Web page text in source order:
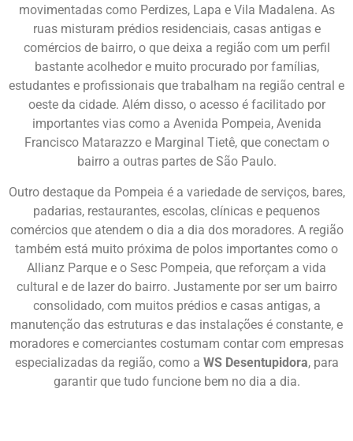
movimentadas como Perdizes, Lapa e Vila Madalena. As
ruas misturam prédios residenciais, casas antigas e
comércios de bairro, o que deixa a região com um perfil
bastante acolhedor e muito procurado por famílias,
estudantes e profissionais que trabalham na região central e
oeste da cidade. Além disso, o acesso é facilitado por
importantes vias como a Avenida Pompeia, Avenida
Francisco Matarazzo e Marginal Tietê, que conectam o
bairro a outras partes de São Paulo.
Outro destaque da Pompeia é a variedade de serviços, bares,
padarias, restaurantes, escolas, clínicas e pequenos
comércios que atendem o dia a dia dos moradores. A região
também está muito próxima de polos importantes como o
Allianz Parque e o Sesc Pompeia, que reforçam a vida
cultural e de lazer do bairro. Justamente por ser um bairro
consolidado, com muitos prédios e casas antigas, a
manutenção das estruturas e das instalações é constante, e
moradores e comerciantes costumam contar com empresas
especializadas da região, como a WS Desentupidora, para
garantir que tudo funcione bem no dia a dia.